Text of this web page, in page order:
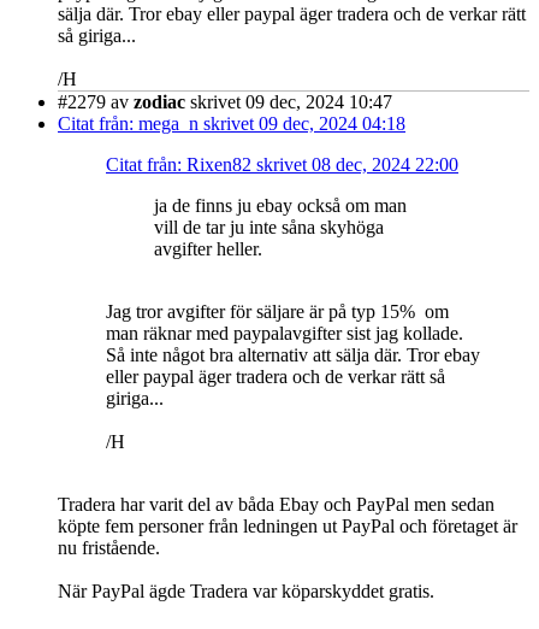
sälja där. Tror ebay eller paypal äger tradera och de verkar rätt
så giriga...
/H
#2279 av zodiac skrivet 09 dec, 2024 10:47
Citat från: mega_n skrivet 09 dec, 2024 04:18
Citat från: Rixen82 skrivet 08 dec, 2024 22:00
ja de finns ju ebay också om man
vill de tar ju inte såna skyhöga
avgifter heller.
Jag tror avgifter för säljare är på typ 15% om
man räknar med paypalavgifter sist jag kollade.
Så inte något bra alternativ att sälja där. Tror ebay
eller paypal äger tradera och de verkar rätt så
giriga...
/H
Tradera har varit del av båda Ebay och PayPal men sedan
köpte fem personer från ledningen ut PayPal och företaget är
nu fristående.
När PayPal ägde Tradera var köparskyddet gratis.